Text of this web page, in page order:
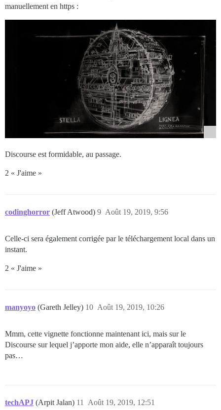
manuellement en https :
Discourse est formidable, au passage.
2 « J'aime »
codinghorror (Jeff Atwood) Août 19, 2019, 9:56
9
Celle-ci sera également corrigée par le téléchargement local dans un
instant.
2 « J'aime »
manyoyo (Gareth Jelley) Août 19, 2019, 10:26
10
Mmm, cette vignette fonctionne maintenant ici, mais sur le
Discourse sur lequel j’apporte mon aide, elle n’apparaît toujours
pas…
techAPJ (Arpit Jalan) Août 19, 2019, 12:51
11